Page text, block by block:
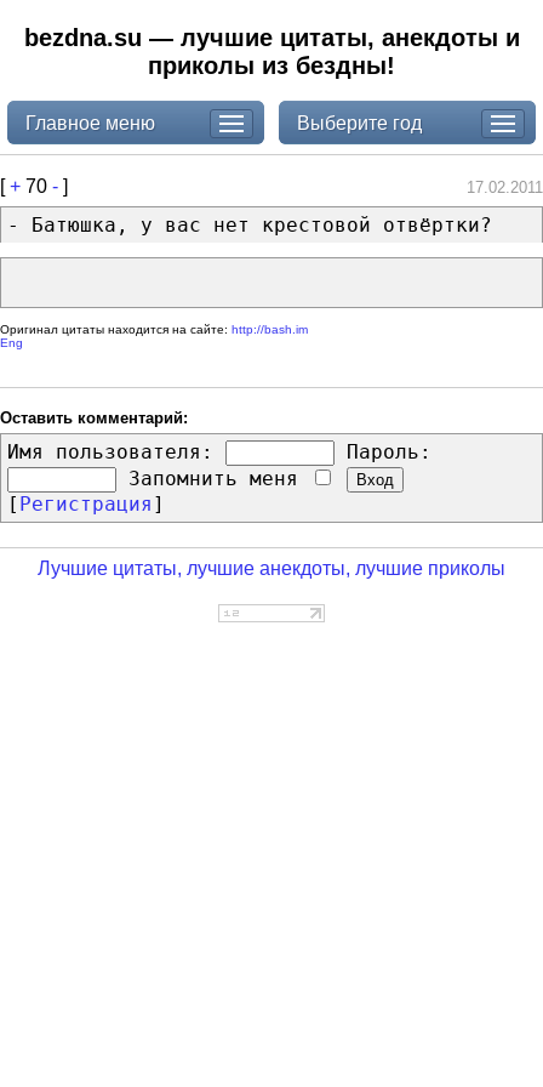
bezdna.su — лучшие цитаты, анекдоты и
приколы из бездны!
Главное меню Выберите год
[+ 70 - ] 17.02.2011
- Батюшка, у вас нет крестовой отвёртки?
Оригинал цитаты находится на сайте: http://bash.im
Eng
Оставить комментарий:
Имя пользователя:
Пароль:
Запомнить меня
[ Регистрация ]
Лучшие цитаты, лучшие анекдоты, лучшие приколы